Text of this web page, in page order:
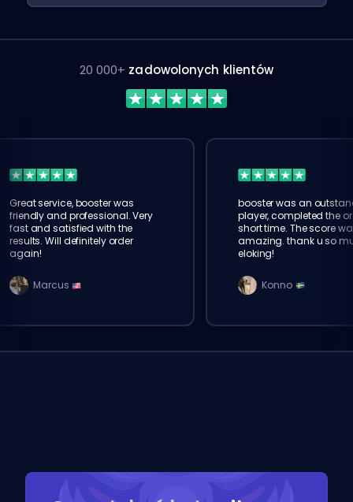
20 000+ zadowolonych klientów
Great service, booster was
friendly and professional. Very
fast and satisfied with the
results. Will definitely order
again!
Marcus
booster was an
player, completed the
short time. The score
amazing. thank u so
eloking!
Konno